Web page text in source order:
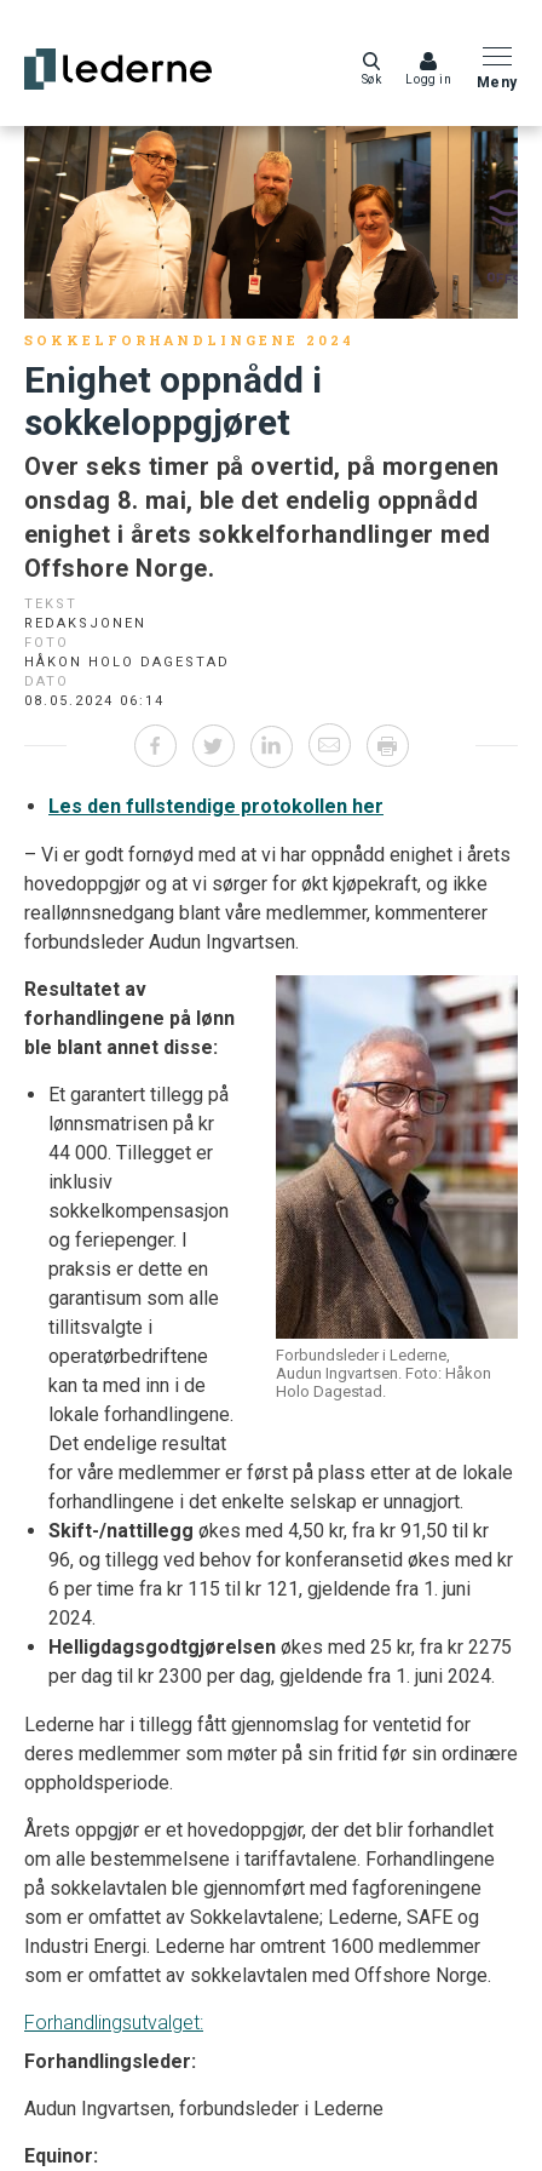
Søk Logg in Meny
SOKKELFORHANDLINGENE 2024
Enighet oppnådd i
sokkeloppgjøret
Over seks timer på overtid, på morgenen
onsdag 8. mai, ble det endelig oppnådd
enighet i årets sokkelforhandlinger med
Offshore Norge.
TEKST
REDAKSJONEN
FOTO
HÅKON HOLO DAGESTAD
DATO
08.05.2024 06:14
Les den fullstendige protokollen her
– Vi er godt fornøyd med at vi har oppnådd enighet i årets
hovedoppgjør og at vi sørger for økt kjøpekraft, og ikke
reallønnsnedgang blant våre medlemmer, kommenterer
forbundsleder Audun Ingvartsen.
Forbundsleder i Lederne,
Audun Ingvartsen. Foto: Håkon
Holo Dagestad.
Resultatet av
forhandlingene på lønn
ble blant annet disse:
Et garantert tillegg på
lønnsmatrisen på kr
44 000. Tillegget er
inklusiv
sokkelkompensasjon
og feriepenger. I
praksis er dette en
garantisum som alle
tillitsvalgte i
operatørbedriftene
kan ta med inn i de
lokale forhandlingene.
Det endelige resultat
for våre medlemmer er først på plass etter at de lokale
forhandlingene i det enkelte selskap er unnagjort.
Skift-/nattillegg økes med 4,50 kr, fra kr 91,50 til kr
96, og tillegg ved behov for konferansetid økes med kr
6 per time fra kr 115 til kr 121, gjeldende fra 1. juni
2024.
Helligdagsgodtgjørelsen økes med 25 kr, fra kr 2275
per dag til kr 2300 per dag, gjeldende fra 1. juni 2024.
Lederne har i tillegg fått gjennomslag for ventetid for
deres medlemmer som møter på sin fritid før sin ordinære
oppholdsperiode.
Årets oppgjør er et hovedoppgjør, der det blir forhandlet
om alle bestemmelsene i tariffavtalene. Forhandlingene
på sokkelavtalen ble gjennomført med fagforeningene
som er omfattet av Sokkelavtalene; Lederne, SAFE og
Industri Energi. Lederne har omtrent 1600 medlemmer
som er omfattet av sokkelavtalen med Offshore Norge.
Forhandlingsutvalget:
Forhandlingsleder:
Audun Ingvartsen, forbundsleder i Lederne
Equinor: